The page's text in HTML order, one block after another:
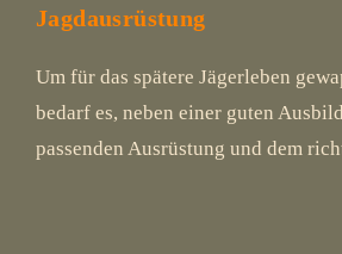
Jagdausrüstung
Um für das spätere Jägerleben
bedarf es, neben einer guten
passenden Ausrüstung und dem